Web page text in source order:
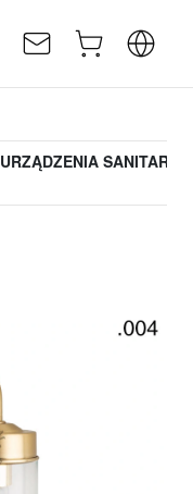
URZĄDZENIA SANITARNE